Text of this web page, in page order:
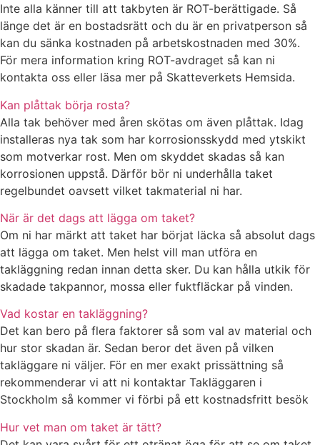
Inte alla känner till att takbyten är ROT-berättigade. Så
länge det är en bostadsrätt och du är en privatperson så
kan du sänka kostnaden på arbetskostnaden med 30%.
För mera information kring ROT-avdraget så kan ni
kontakta oss eller läsa mer på Skatteverkets Hemsida.
Kan plåttak börja rosta?
Alla tak behöver med åren skötas om även plåttak. Idag
installeras nya tak som har korrosionsskydd med ytskikt
som motverkar rost. Men om skyddet skadas så kan
korrosionen uppstå. Därför bör ni underhålla taket
regelbundet oavsett vilket takmaterial ni har.
När är det dags att lägga om taket?
Om ni har märkt att taket har börjat läcka så absolut dags
att lägga om taket. Men helst vill man utföra en
takläggning redan innan detta sker. Du kan hålla utkik för
skadade takpannor, mossa eller fuktfläckar på vinden.
Vad kostar en takläggning?
Det kan bero på flera faktorer så som val av material och
hur stor skadan är. Sedan beror det även på vilken
takläggare ni väljer. För en mer exakt prissättning så
rekommenderar vi att ni kontaktar Takläggaren i
Stockholm så kommer vi förbi på ett kostnadsfritt besök
Hur vet man om taket är tätt?